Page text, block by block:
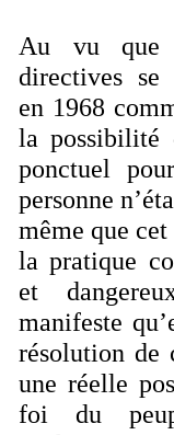
Au vu que
directives se
en 1968
la possibilité
ponctuel
personne
même que cet
la pratique
et
manifeste
résolution
une réelle
foi du